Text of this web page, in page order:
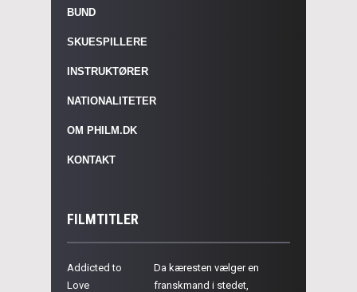
BUND
SKUESPILLERE
INSTRUKTØRER
NATIONALITETER
OM PHILM.DK
KONTAKT
FILMTITLER
Addicted to
Love
Da kæresten vælger en
franskmand i stedet,